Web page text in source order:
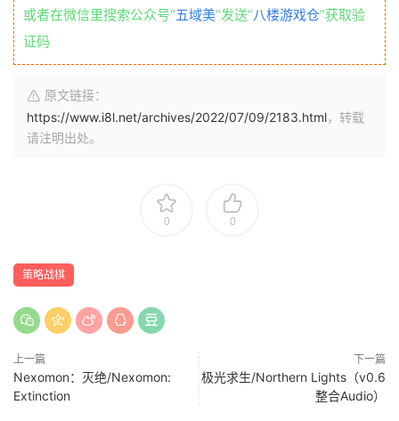
或者在微信里搜索公众号“五域美“发送“八楼游戏仓”获取验
证码
原文链接：
https://www.i8l.net/archives/2022/07/09/2183.html，转载
请注明出处。
0 0
策略战棋
上一篇
Nexomon：灭绝/Nexomon:
Extinction
下一篇
极光求生/Northern Lights（v0.6
整合Audio）